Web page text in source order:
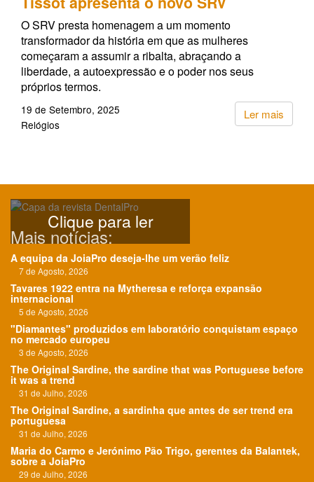
O SRV presta homenagem a um momento
transformador da história em que as mulheres
começaram a assumir a ribalta, abraçando a
liberdade, a autoexpressão e o poder nos seus
próprios termos.
Ler mais
19 de Setembro, 2025
Relógios
Clique para ler
Mais notícias:
A equipa da JoiaPro deseja-lhe um verão feliz
7 de Agosto, 2026
Tavares 1922 entra na Mytheresa e reforça expansão
internacional
5 de Agosto, 2026
"Diamantes" produzidos em laboratório conquistam espaço
no mercado europeu
3 de Agosto, 2026
The Original Sardine, the sardine that was Portuguese before
it was a trend
31 de Julho, 2026
The Original Sardine, a sardinha que antes de ser trend era
portuguesa
31 de Julho, 2026
Maria do Carmo e Jerónimo Pão Trigo, gerentes da Balantek,
sobre a JoiaPro
29 de Julho, 2026